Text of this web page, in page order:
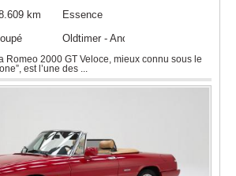
km
Essence
Oldtimer - Ancêtre
Romeo 2000 GT Veloce, mieux connu sous le
est l’une des ...